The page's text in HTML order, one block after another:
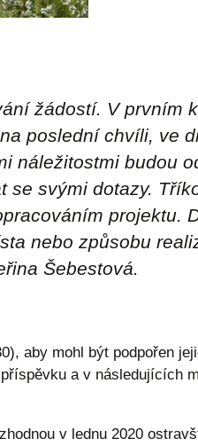
žádostí. V prvním
poslední chvíli, ve
náležitostmi budou
se svými dotazy.
projektu.
nebo způsobu
Šebestová.
aby mohl být podpořen
a v následujících
v lednu 2020